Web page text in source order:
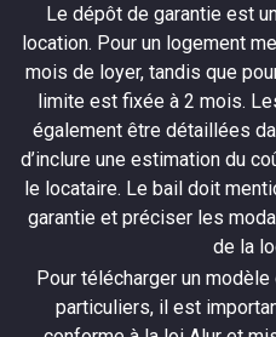
Le dépôt de garantie est
location. Pour un logement
mois de loyer, tandis que
limite est fixée à 2 mois.
également être détaillées
d’inclure une estimation du
le locataire. Le bail doit
garantie et préciser les
de la
Pour télécharger un
particuliers, il est